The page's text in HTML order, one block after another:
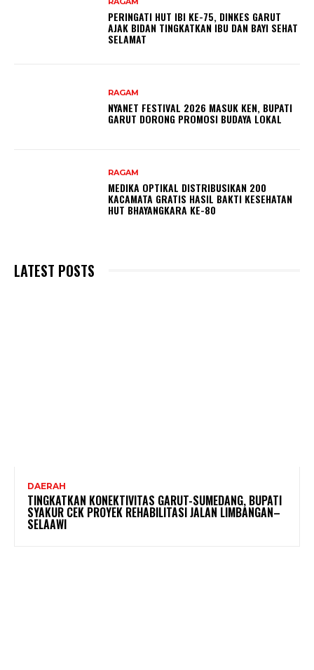
PERINGATI HUT IBI KE-75, DINKES GARUT
AJAK BIDAN TINGKATKAN IBU DAN BAYI SEHAT
SELAMAT
RAGAM
NYANET FESTIVAL 2026 MASUK KEN, BUPATI
GARUT DORONG PROMOSI BUDAYA LOKAL
RAGAM
MEDIKA OPTIKAL DISTRIBUSIKAN 200
KACAMATA GRATIS HASIL BAKTI KESEHATAN
HUT BHAYANGKARA KE-80
LATEST POSTS
DAERAH
TINGKATKAN KONEKTIVITAS GARUT-SUMEDANG, BUPATI
SYAKUR CEK PROYEK REHABILITASI JALAN LIMBANGAN–
SELAAWI